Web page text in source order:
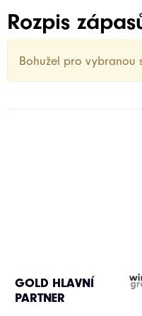
Rozpis
Bohužel pro vybranou
GOLD HLAVNÍ
PARTNER